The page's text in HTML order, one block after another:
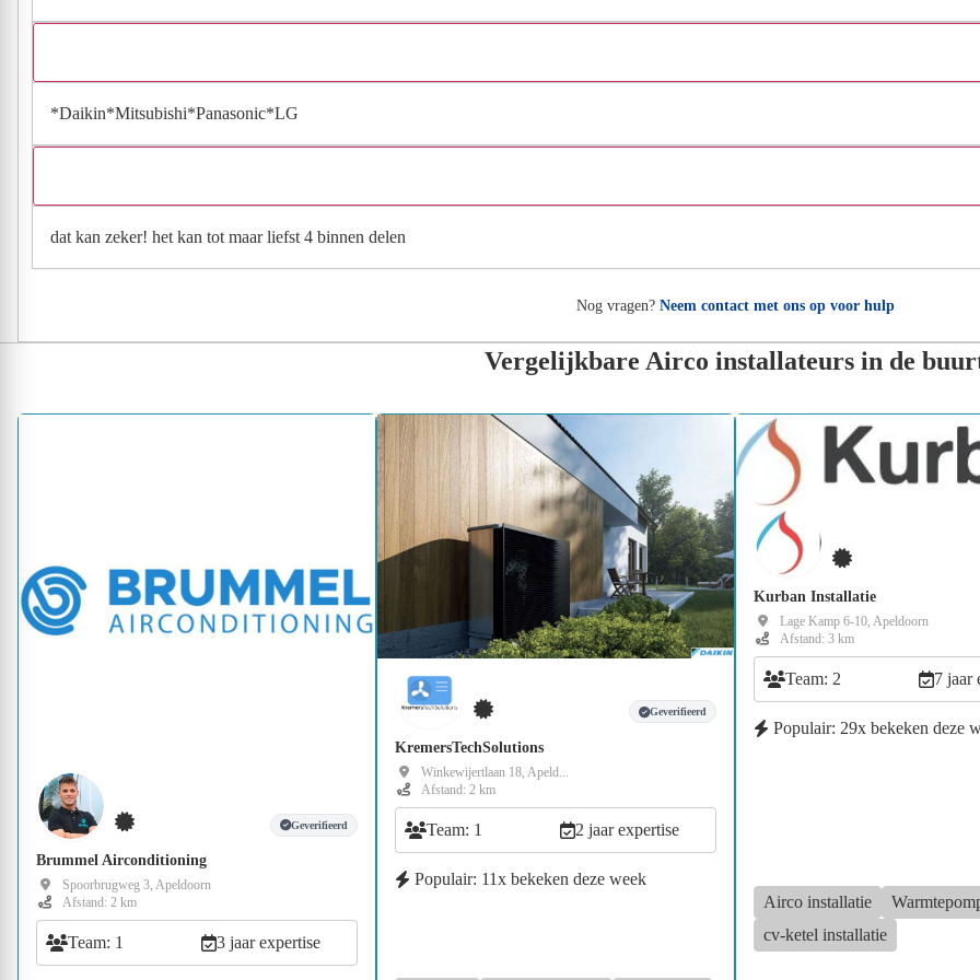
*Daikin*Mitsubishi*Panasonic*LG
dat kan zeker! het kan tot maar liefst 4 binnen delen
Nog vragen? Neem contact met ons op voor hulp
Vergelijkbare Airco installateurs in de
Geverifieerd
Brummel Airconditioning
Spoorbrugweg 3, Apeldoorn
Afstand: 2 km
Team: 1 3 jaar expertise
Geverifieerd
KremersTechSolutions
Winkewijertlaan 18, Apeld...
Afstand: 2 km
Team: 1 2 jaar expertise
Populair: 11x bekeken deze week
Kurban Installatie
Lage Kamp 6-10, Apeldoorn
Afstand: 3 km
Team: 2 7 jaar
Populair: 29x bekeken deze
Airco installatie
cv-ketel installatie